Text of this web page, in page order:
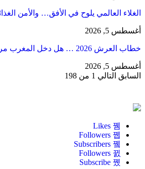
الغلاء العالمي يلوح في الأفق… والأمن
أغسطس 5, 2026
خطاب العرش 2026 … هل دخل المغرب مرحلة الدولة…
أغسطس 5, 2026
السابق التالي 1 من 198